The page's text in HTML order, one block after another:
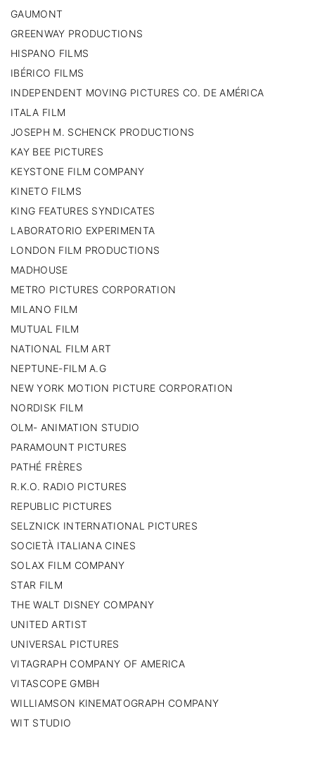
GAUMONT
GREENWAY PRODUCTIONS
HISPANO FILMS
IBÉRICO FILMS
INDEPENDENT MOVING PICTURES CO. DE AMÉRICA
ITALA FILM
JOSEPH M. SCHENCK PRODUCTIONS
KAY BEE PICTURES
KEYSTONE FILM COMPANY
KINETO FILMS
KING FEATURES SYNDICATES
LABORATORIO EXPERIMENTA
LONDON FILM PRODUCTIONS
MADHOUSE
METRO PICTURES CORPORATION
MILANO FILM
MUTUAL FILM
NATIONAL FILM ART
NEPTUNE-FILM A.G
NEW YORK MOTION PICTURE CORPORATION
NORDISK FILM
OLM- ANIMATION STUDIO
PARAMOUNT PICTURES
PATHÉ FRÈRES
R.K.O. RADIO PICTURES
REPUBLIC PICTURES
SELZNICK INTERNATIONAL PICTURES
SOCIETÀ ITALIANA CINES
SOLAX FILM COMPANY
STAR FILM
THE WALT DISNEY COMPANY
UNITED ARTIST
UNIVERSAL PICTURES
VITAGRAPH COMPANY OF AMERICA
VITASCOPE GMBH
WILLIAMSON KINEMATOGRAPH COMPANY
WIT STUDIO